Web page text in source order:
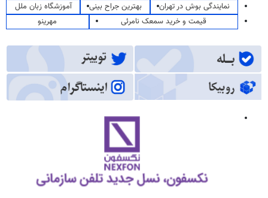
نمایندگی بوش در تهران
بهترین جراح بینی
آموزشگاه زبان ملل
قیمت و خرید سمعک نامرئی
مهرینو